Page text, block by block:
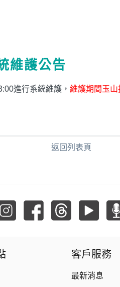
基金申購
維護公告
進行系統維護， 維護期間玉山
返回列表頁
客戶服務
最新消息